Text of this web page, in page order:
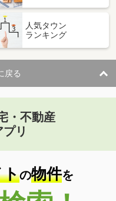
人気タウン
ランキング
戻る
・不動産
プリ
トの物件を